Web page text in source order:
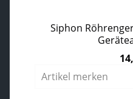
Siphon
Artikel merken